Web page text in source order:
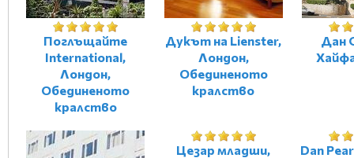
Поглъщайте
International,
Лондон,
Обединеното
кралство
Дукът на Lienster,
Лондон,
Обединеното
кралство
Дан
Цезар младши,
Dan